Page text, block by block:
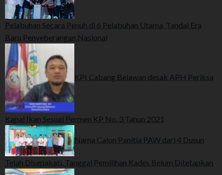
Pelabuhan Secara Penuh di 6 Pelabuhan Utama, Tandai Era
Baru Penyeberangan Nasional
KPI Cabang Belawan desak APH Periksa
Kapal Ikan Sesuai Permen KP No. 3 Tahun 2021
Nama Calon Panitia PAW dari 4 Dusun
Telah Disepakati, Tanggal Pemilihan Kades Belum Ditetapkan